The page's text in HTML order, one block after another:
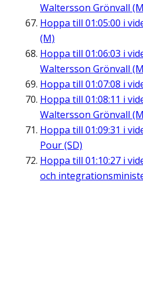
Waltersson Grönvall
Hoppa till 01:05:00 i
(M)
Hoppa till 01:06:03 i
Waltersson Grönvall
Hoppa till 01:07:08 i
Hoppa till 01:08:11 i
Waltersson Grönvall
Hoppa till 01:09:31 i
Pour (SD)
Hoppa till 01:10:27 i
och